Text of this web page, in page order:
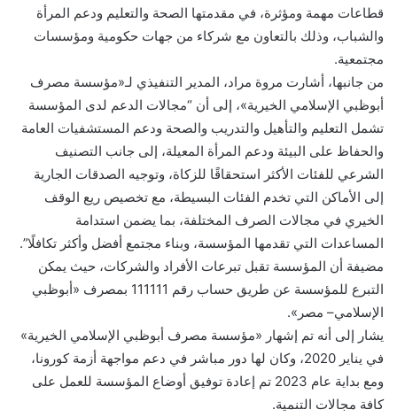
قطاعات مهمة ومؤثرة، في مقدمتها الصحة والتعليم ودعم المرأة
والشباب، وذلك بالتعاون مع شركاء من جهات حكومية ومؤسسات
مجتمعية.
من جانبها، أشارت مروة مراد، المدير التنفيذي لـ«مؤسسة مصرف
أبوظبي الإسلامي الخيرية»، إلى أن “مجالات الدعم لدى المؤسسة
تشمل التعليم والتأهيل والتدريب والصحة ودعم المستشفيات العامة
والحفاظ على البيئة ودعم المرأة المعيلة، إلى جانب التصنيف
الشرعي للفئات الأكثر استحقاقًا للزكاة، وتوجيه الصدقات الجارية
إلى الأماكن التي تخدم الفئات البسيطة، مع تخصيص ريع الوقف
الخيري في مجالات الصرف المختلفة، بما يضمن استدامة
المساعدات التي تقدمها المؤسسة، وبناء مجتمع أفضل وأكثر تكافلًا”.
مضيفة أن المؤسسة تقبل تبرعات الأفراد والشركات، حيث يمكن
التبرع للمؤسسة عن طريق حساب رقم 111111 بمصرف «أبوظبي
الإسلامي– مصر».
يشار إلى أنه تم إشهار «مؤسسة مصرف أبوظبي الإسلامي الخيرية»
في يناير 2020، وكان لها دور مباشر في دعم مواجهة أزمة كورونا،
ومع بداية عام 2023 تم إعادة توفيق أوضاع المؤسسة للعمل على
كافة مجالات التنمية.